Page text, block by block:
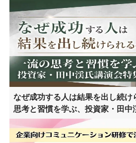
なぜ成功する人は結果を出し続
思考と習慣を学ぶ、投資家・田中